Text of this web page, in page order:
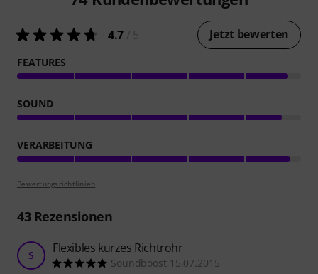
4.7 Jetzt bewerten
FEATURES
SOUND
VERARBEITUNG
Bewertungsrichtlinien
43Rezensionen
S Flexibles kurzes Richtrohr
Soundboost 15.07.2015